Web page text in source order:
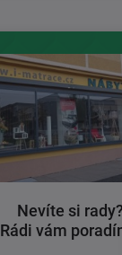
Nevíte si rady?
Rádi vám